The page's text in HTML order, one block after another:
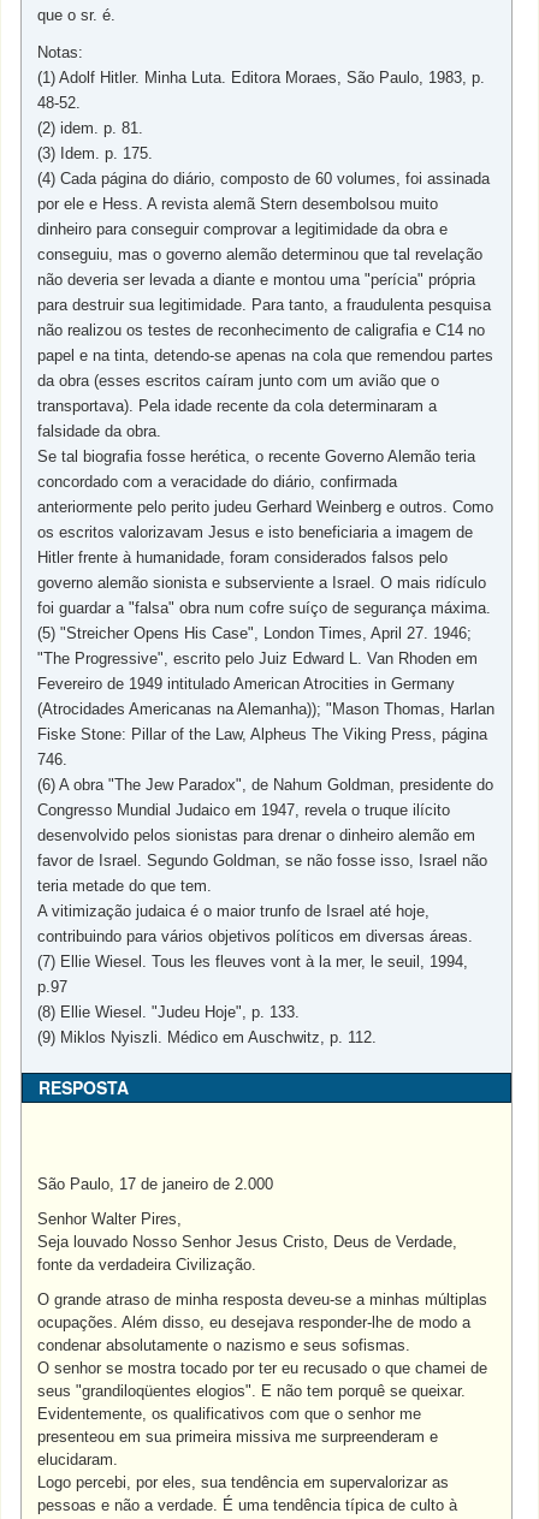
que o sr. é.
Notas:
(1) Adolf Hitler. Minha Luta. Editora Moraes, São Paulo, 1983, p.
48-52.
(2) idem. p. 81.
(3) Idem. p. 175.
(4) Cada página do diário, composto de 60 volumes, foi assinada
por ele e Hess. A revista alemã Stern desembolsou muito
dinheiro para conseguir comprovar a legitimidade da obra e
conseguiu, mas o governo alemão determinou que tal revelação
não deveria ser levada a diante e montou uma "perícia" própria
para destruir sua legitimidade. Para tanto, a fraudulenta pesquisa
não realizou os testes de reconhecimento de caligrafia e C14 no
papel e na tinta, detendo-se apenas na cola que remendou partes
da obra (esses escritos caíram junto com um avião que o
transportava). Pela idade recente da cola determinaram a
falsidade da obra.
Se tal biografia fosse herética, o recente Governo Alemão teria
concordado com a veracidade do diário, confirmada
anteriormente pelo perito judeu Gerhard Weinberg e outros. Como
os escritos valorizavam Jesus e isto beneficiaria a imagem de
Hitler frente à humanidade, foram considerados falsos pelo
governo alemão sionista e subserviente a Israel. O mais ridículo
foi guardar a "falsa" obra num cofre suíço de segurança máxima.
(5) "Streicher Opens His Case", London Times, April 27. 1946;
"The Progressive", escrito pelo Juiz Edward L. Van Rhoden em
Fevereiro de 1949 intitulado American Atrocities in Germany
(Atrocidades Americanas na Alemanha)); "Mason Thomas, Harlan
Fiske Stone: Pillar of the Law, Alpheus The Viking Press, página
746.
(6) A obra "The Jew Paradox", de Nahum Goldman, presidente do
Congresso Mundial Judaico em 1947, revela o truque ilícito
desenvolvido pelos sionistas para drenar o dinheiro alemão em
favor de Israel. Segundo Goldman, se não fosse isso, Israel não
teria metade do que tem.
A vitimização judaica é o maior trunfo de Israel até hoje,
contribuindo para vários objetivos políticos em diversas áreas.
(7) Ellie Wiesel. Tous les fleuves vont à la mer, le seuil, 1994,
p.97
(8) Ellie Wiesel. "Judeu Hoje", p. 133.
(9) Miklos Nyiszli. Médico em Auschwitz, p. 112.
RESPOSTA
São Paulo, 17 de janeiro de 2.000
Senhor Walter Pires,
Seja louvado Nosso Senhor Jesus Cristo, Deus de Verdade,
fonte da verdadeira Civilização.
O grande atraso de minha resposta deveu-se a minhas múltiplas
ocupações. Além disso, eu desejava responder-lhe de modo a
condenar absolutamente o nazismo e seus sofismas.
O senhor se mostra tocado por ter eu recusado o que chamei de
seus "grandiloqüentes elogios". E não tem porquê se queixar.
Evidentemente, os qualificativos com que o senhor me
presenteou em sua primeira missiva me surpreenderam e
elucidaram.
Logo percebi, por eles, sua tendência em supervalorizar as
pessoas e não a verdade. É uma tendência típica de culto à